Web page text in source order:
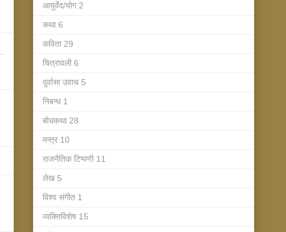
आयुर्वेद/याेग 2
कथा 6
कविता 29
चित्रावली 6
दुर्वासा उवाच 5
निबन्ध 1
बोधकथा 28
मन्त्र 10
राजनैतिक टिप्पणी 11
लेख 5
विश्व संगीत 1
व्यक्तिविशेष 15